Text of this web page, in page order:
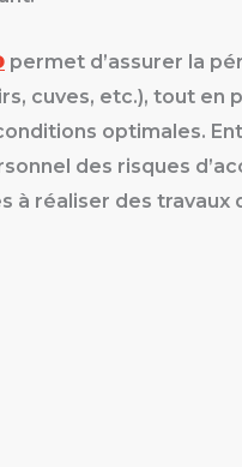
permet d’assurer la
cuves, etc.), tout en
optimales.
des risques
à réaliser des travaux